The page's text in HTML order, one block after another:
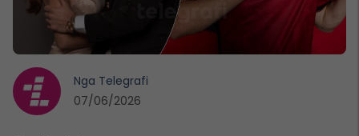
Nga Telegrafi
07/06/2026